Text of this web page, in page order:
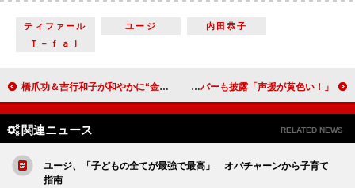
ティファール ユージ
内田恭子
Ｔ－ｆａｌ
橋爪功＆吉行和子が和やかに“金婚式” 「晴れがましくてうれしい気持ち」 橋本環奈、ＪＣＪＫ１８０人前にソロライブ サカナクションカバーも披露「声援が黄色い！」
関連ニュース RELATED NEWS
ユージ、「子どもの全てが最強で最高」 オバチャーンから子育て
指南